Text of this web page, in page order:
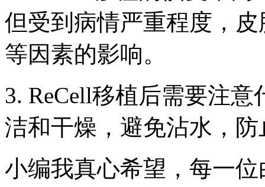
但受到病情严重程度，
等因素的影响。
3. ReCell移植后需要注
洁和干燥，避免沾水，
小编我真心希望，每一